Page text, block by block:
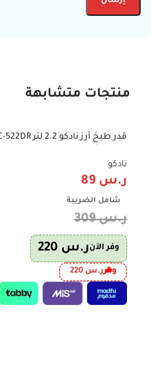
منتجات متشابهة
-71%
نادكو
ر.س
شامل الضريبة
ر.س309
وفر الآنر.س
وفرر.س 220